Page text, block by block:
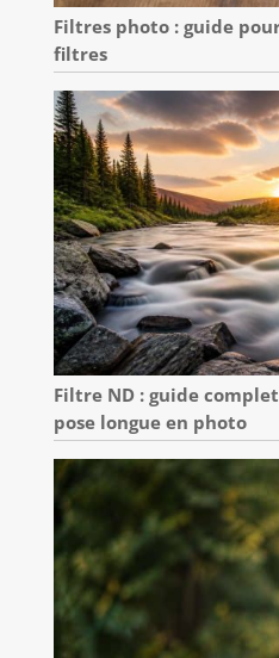
Filtres photo : guide
filtres
Filtre ND : guide
pose longue en photo